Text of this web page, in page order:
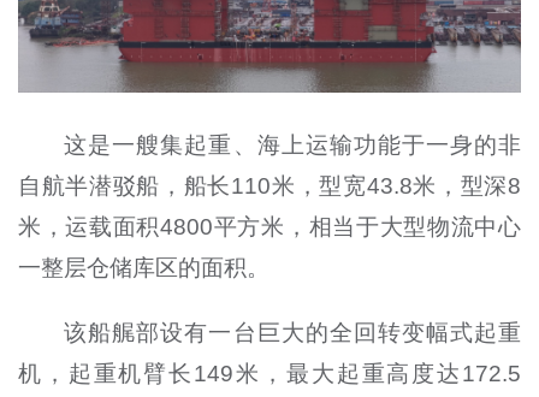
这是一艘集起重、海上运输功能于一身的非
自航半潜驳船，船长110米，型宽43.8米，型深8
米，运载面积4800平方米，相当于大型物流中心
一整层仓储库区的面积。
该船艉部设有一台巨大的全回转变幅式起重
机，起重机臂长149米，最大起重高度达172.5